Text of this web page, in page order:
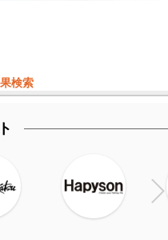
検索